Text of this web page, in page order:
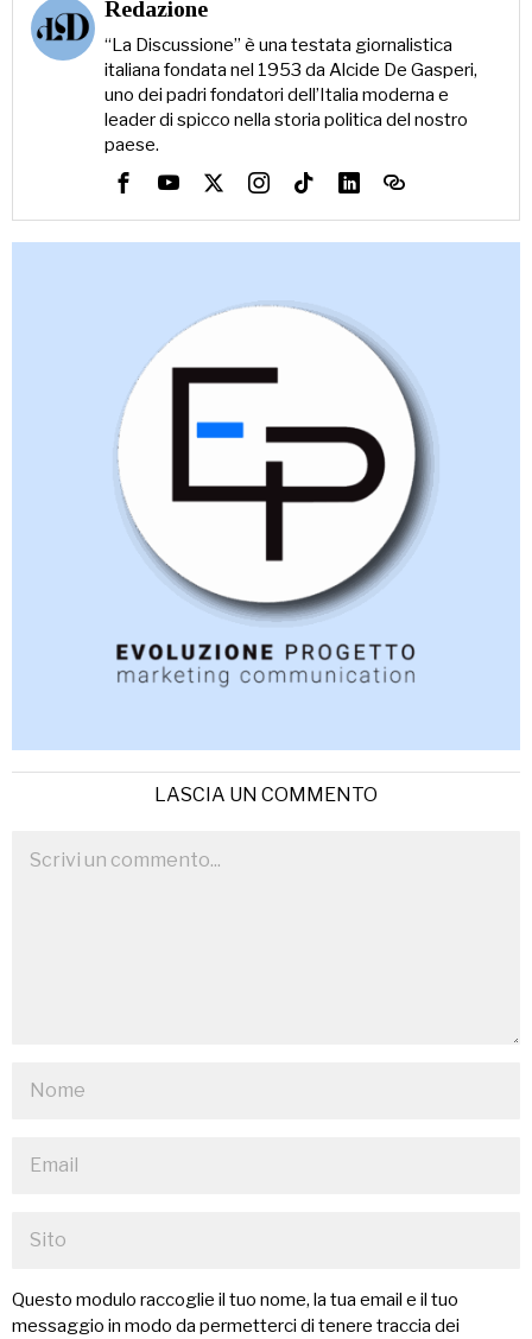
Redazione
“La Discussione” è una testata giornalistica
italiana fondata nel 1953 da Alcide De Gasperi,
uno dei padri fondatori dell’Italia moderna e
leader di spicco nella storia politica del nostro
paese.
LASCIA UN COMMENTO
Questo modulo raccoglie il tuo nome, la tua email e il tuo
messaggio in modo da permetterci di tenere traccia dei